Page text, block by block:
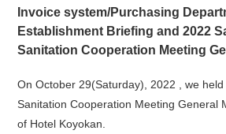
Invoice system/Purchasing
Establishment Briefing and 2022
Sanitation Cooperation Meeting
On October 29(Saturday), 2022 , we
Sanitation Cooperation Meeting General
of Hotel Koyokan.